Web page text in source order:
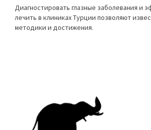
Диагностировать глазные заболевания и
лечить в клиниках Турции позволяют
методики и достижения.